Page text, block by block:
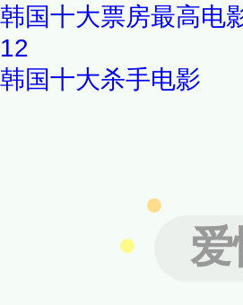
韩国十大票房最高电
12
韩国十大杀手电影